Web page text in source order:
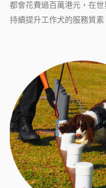
都會花費過百萬港元，在
持續提升工作犬的服務質素